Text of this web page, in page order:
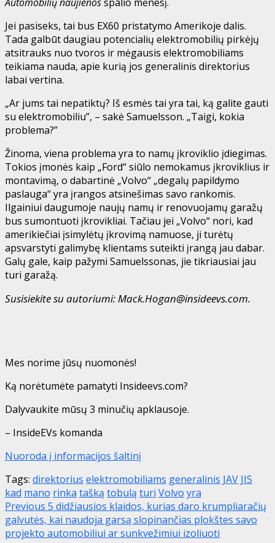
Jei pasiseks, tai bus EX60 pristatymo Amerikoje dalis.
Tada galbūt daugiau potencialių elektromobilių pirkėjų
atsitrauks nuo tvoros ir mėgausis elektromobiliams
teikiama nauda, ​​apie kurią jos generalinis direktorius
labai vertina.
„Ar jums tai nepatiktų? Iš esmės tai yra tai, ką galite gauti
su elektromobiliu”, – sakė Samuelsson. „Taigi, kokia
problema?”
Žinoma, viena problema yra to namų įkroviklio įdiegimas.
Tokios įmonės kaip „Ford“ siūlo nemokamus įkroviklius ir
montavimą, o dabartinė „Volvo“ „degalų papildymo
paslauga“ yra įrangos atsinešimas savo rankomis.
Ilgainiui daugumoje naujų namų ir renovuojamų garažų
bus sumontuoti įkrovikliai. Tačiau jei „Volvo“ nori, kad
amerikiečiai įsimylėtų įkrovimą namuose, ji turėtų
apsvarstyti galimybę klientams suteikti įrangą jau dabar.
Galų gale, kaip pažymi Samuelssonas, jie tikriausiai jau
turi garažą.
Susisiekite su autoriumi: Mack.Hogan@insideevs.com.
Mes norime jūsų nuomonės!
Ką norėtumėte pamatyti Insideevs.com?
Dalyvaukite mūsų 3 minučių apklausoje.
– InsideEVs komanda
Nuoroda į informacijos šaltinį
Tags: direktorius elektromobiliams generalinis JAV JIS
kad mano rinka tašką tobulą turi Volvo yra
Post
navigation
Previous 5 didžiausios klaidos, kurias daro krumpliaračių
galvutės, kai naudoja garsą slopinančias plokštes savo
projekto automobiliui ar sunkvežimiui izoliuoti